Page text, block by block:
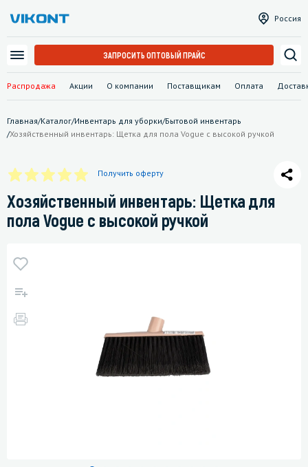
Распродажа Акции О компании Поставщикам Оплата
Россия
ЗАПРОСИТЬ ОПТОВЫЙ ПРАЙС
Главная/Каталог/Инвентарь для уборки/Бытовой инвентарь
/Хозяйственный инвентарь: Щетка для пола Vogue с высокой ручкой
Получить оферту
Хозяйственный инвентарь: Щетка для
пола Vogue с высокой ручкой